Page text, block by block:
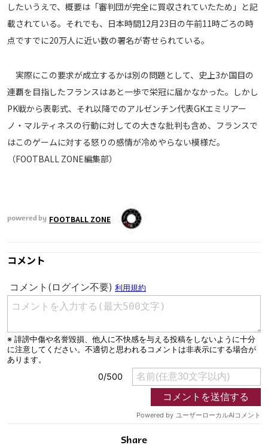
運営会社
ご利用にあたって
お問い合わせ
Share
© AbemaTV. Inc. All Rights Reserved.
したいうえで、概要は「審判団が完全に買収されていたため」と記
載されている。それでも、日本時間12月23日の午前11時ごろの時
点ですでに20万人に近い数の署名が寄せられている。
実際にこの要求が成立するかは別の問題として、史上3か国目の
連覇を目指したフランスはあと一歩で栄冠に届かなかった。しかし
PK戦から表彰式、それ以降でのアルゼンチン代表GKエミリアー
ノ・マルティネスの行動に対しての大きな批判も含め、フランスで
はこのゲームに対する怒りの感情が冷めやらない模様だ。
（FOOTBALL ZONE編集部）
powered by FOOTBALL ZONE
コメント
Share